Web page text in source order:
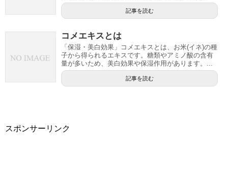
記事を読む
コメエキスとは
「保湿・美白効果」コメエキスとは、お米(イネ)の種
子から得られるエキスです。糖類やアミノ酸の含有
量が多いため、美白効果や保湿作用があります。...
記事を読む
スポンサーリンク